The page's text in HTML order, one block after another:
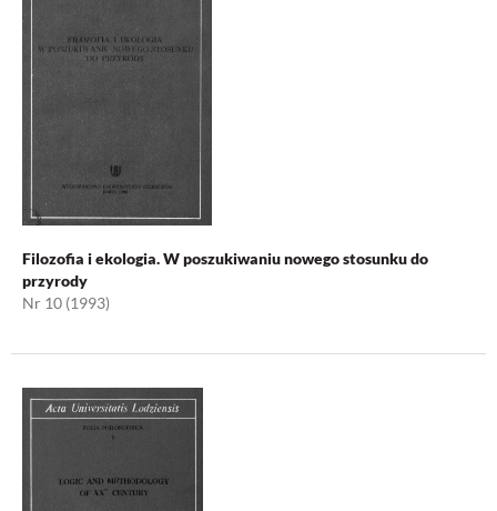
Filozofia i ekologia. W poszukiwaniu nowego stosunku do
przyrody
Nr 10 (1993)